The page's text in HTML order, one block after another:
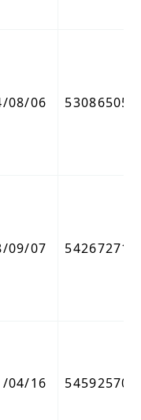
08/06 53086505
09/07 54267271
04/16 54592570